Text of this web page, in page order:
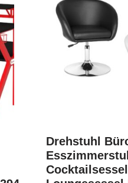
Drehstuhl
Cocktailsessel